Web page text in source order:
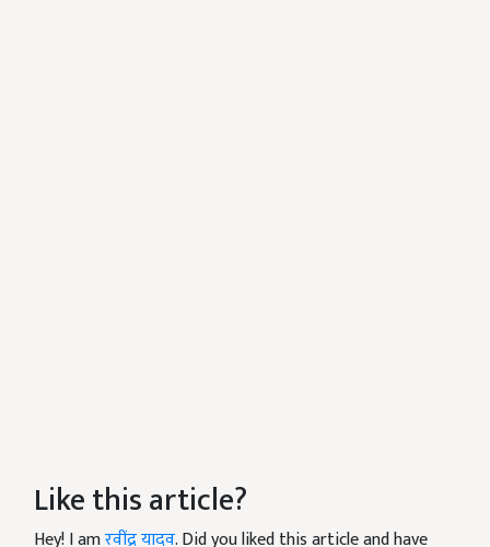
Like this article?
Hey! I amरवींद्र यादव. Did you liked this article and have